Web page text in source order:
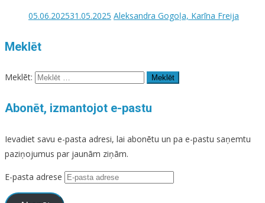
05.06.202531.05.2025 Aleksandra Gogoļa, Karīna Freija
Meklēt
Meklēt:
Abonēt, izmantojot e-pastu
Ievadiet savu e-pasta adresi, lai abonētu un pa e-pastu saņemtu
paziņojumus par jaunām ziņām.
E-pasta adrese